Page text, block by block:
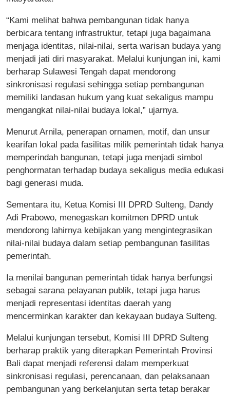
“Kami melihat bahwa pembangunan tidak hanya
berbicara tentang infrastruktur, tetapi juga bagaimana
menjaga identitas, nilai-nilai, serta warisan budaya yang
menjadi jati diri masyarakat. Melalui kunjungan ini, kami
berharap Sulawesi Tengah dapat mendorong
sinkronisasi regulasi sehingga setiap pembangunan
memiliki landasan hukum yang kuat sekaligus mampu
mengangkat nilai-nilai budaya lokal,” ujarnya.
Menurut Arnila, penerapan ornamen, motif, dan unsur
kearifan lokal pada fasilitas milik pemerintah tidak hanya
memperindah bangunan, tetapi juga menjadi simbol
penghormatan terhadap budaya sekaligus media edukasi
bagi generasi muda.
Sementara itu, Ketua Komisi III DPRD Sulteng, Dandy
Adi Prabowo, menegaskan komitmen DPRD untuk
mendorong lahirnya kebijakan yang mengintegrasikan
nilai-nilai budaya dalam setiap pembangunan fasilitas
pemerintah.
Ia menilai bangunan pemerintah tidak hanya berfungsi
sebagai sarana pelayanan publik, tetapi juga harus
menjadi representasi identitas daerah yang
mencerminkan karakter dan kekayaan budaya Sulteng.
Melalui kunjungan tersebut, Komisi III DPRD Sulteng
berharap praktik yang diterapkan Pemerintah Provinsi
Bali dapat menjadi referensi dalam memperkuat
sinkronisasi regulasi, perencanaan, dan pelaksanaan
pembangunan yang berkelanjutan serta tetap berakar